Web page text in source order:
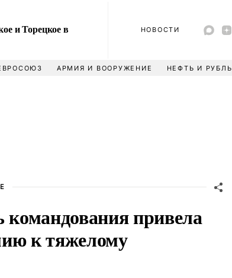
и Торецкое в
НОВОСТИ
АРМИЯ И ВООРУЖЕНИЕ НЕФТЬ И РУБЛЬ
командования привела
к тяжелому